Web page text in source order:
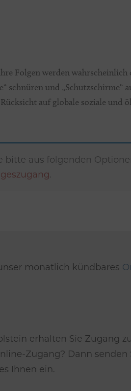
Folgen werden wahrscheinlich
schnüren und „Schutzschirme“
auf globale soziale und
bitte aus folgenden
.
monatlich kündbares
erhalten Sie Zugang
Zugang? Dann senden
Ihnen ein.